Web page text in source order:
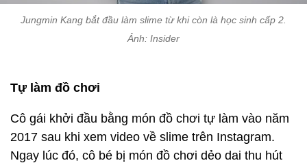
Jungmin Kang bắt đầu làm slime từ khi còn là học sinh cấp 2.
Ảnh: Insider
Tự làm đồ chơi
Cô gái khởi đầu bằng món đồ chơi tự làm vào năm
2017 sau khi xem video về slime trên Instagram.
Ngay lúc đó, cô bé bị món đồ chơi dẻo dai thu hút